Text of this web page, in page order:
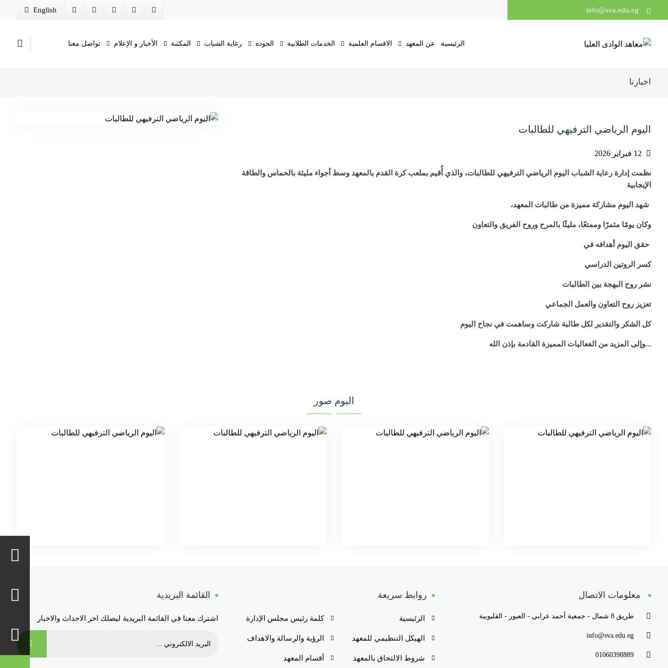
English
الرئيسية عن المعهد الاقسام العلمية الخدمات الطلابية الجوده رعاية الشباب المكتبة الأخبار و الإعلام تواصل معنا
اخبارنا
اليوم الرياضي الترفيهي للطالبات
نظمت إدارة رعاية الشباب اليوم الرياضي الترفيهي للطالبات، والذي أُقيم بملعب كرة القدم بالمعهد وسط أجواء مليئة بالحماس والطاقة
الإيجابية
شهد اليوم مشاركة مميزة من طالبات المعهد،
وكان يومًا مثمرًا وممتعًا، مليئًا بالمرح وروح الفريق والتعاون
حقق اليوم أهدافه في
كسر الروتين الدراسي
نشر روح البهجة بين الطالبات
تعزيز روح التعاون والعمل الجماعي
كل الشكر والتقدير لكل طالبة شاركت وساهمت في نجاح اليوم
...وإلى المزيد من الفعاليات المميزة القادمة بإذن الله
البوم صور
معلومات الاتصال
طريق 8 شمال - جمعية أحمد عرابي - العبور - القليوبية
info@sva.edu.eg
01060398889
روابط سريعة
الرئيسية كلمة رئيس مجلس الإدارة
الهيكل التنظيمي للمعهد الرؤية والرسالة والاهداف
شروط الالتحاق بالمعهد أقسام المعهد
القائمة البريدية
اشترك معنا في القائمة البريدية ليصلك اخر الاحداث والاخبار